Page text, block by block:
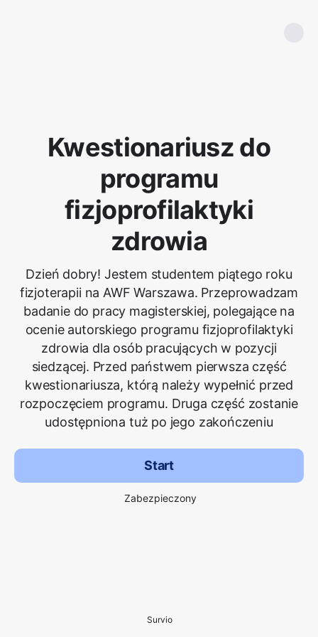
Kwestionariusz do
programu
fizjoprofilaktyki
zdrowia
Dzień dobry! Jestem studentem piątego roku
fizjoterapii na AWF Warszawa. Przeprowadzam
badanie do pracy magisterskiej, polegające na
ocenie autorskiego programu fizjoprofilaktyki
zdrowia dla osób pracujących w pozycji
siedzącej. Przed państwem pierwsza część
kwestionariusza, którą należy wypełnić przed
rozpoczęciem programu. Druga część zostanie
udostępniona tuż po jego zakończeniu
Start
Zabezpieczony
Survio